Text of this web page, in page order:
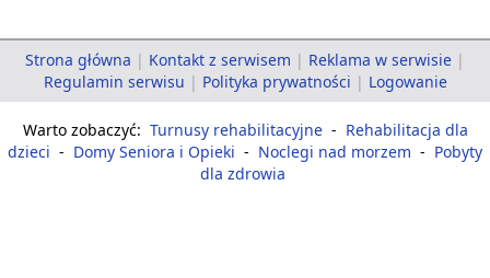
Strona główna | Kontakt z serwisem | Reklama w serwisie |
Regulamin serwisu | Polityka prywatności | Logowanie
Warto zobaczyć: Turnusy rehabilitacyjne - Rehabilitacja dla
dzieci - Domy Seniora i Opieki - Noclegi nad morzem - Pobyty
dla zdrowia